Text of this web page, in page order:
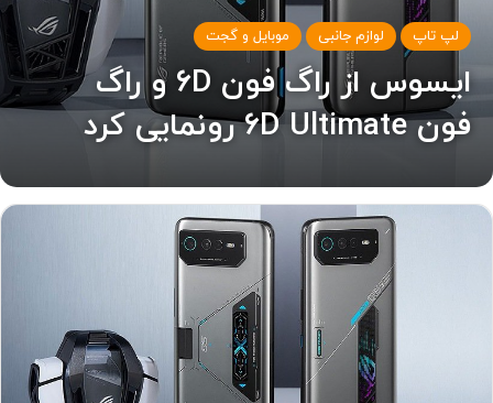
لپ تاپ لوازم جانبی موبایل و گجت
ایسوس از راگ فون ۶D و راگ
فون ۶D Ultimate رونمایی کرد